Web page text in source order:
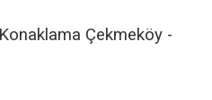
Çekmeköy -